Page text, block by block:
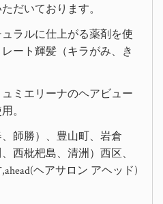
だいております。
ラルに仕上がる薬剤を使
ート輝髪（キラがみ、き
ミエリーナのヘアビュー
。
師勝）、豊山町、岩倉
西枇杷島、清洲）西区、
ヘアサロン アヘッド)